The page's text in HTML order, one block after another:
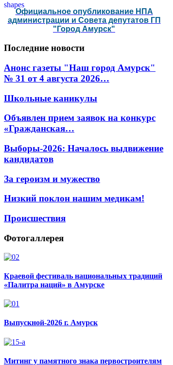
Официальное опубликование НПА
администрации и Совета депутатов ГП
"Город Амурск"
Последние новости
Анонс газеты "Наш город Амурск"
№ 31 от 4 августа 2026…
Школьные каникулы
Объявлен прием заявок на конкурс
«Гражданская…
Выборы-2026: Началось выдвижение
кандидатов
За героизм и мужество
Низкий поклон нашим медикам!
Происшествия
Фотогаллерея
Краевой фестиваль национальных традиций
«Палитра наций» в Амурске
Выпускной-2026 г. Амурск
Митинг у памятного знака первостроителям